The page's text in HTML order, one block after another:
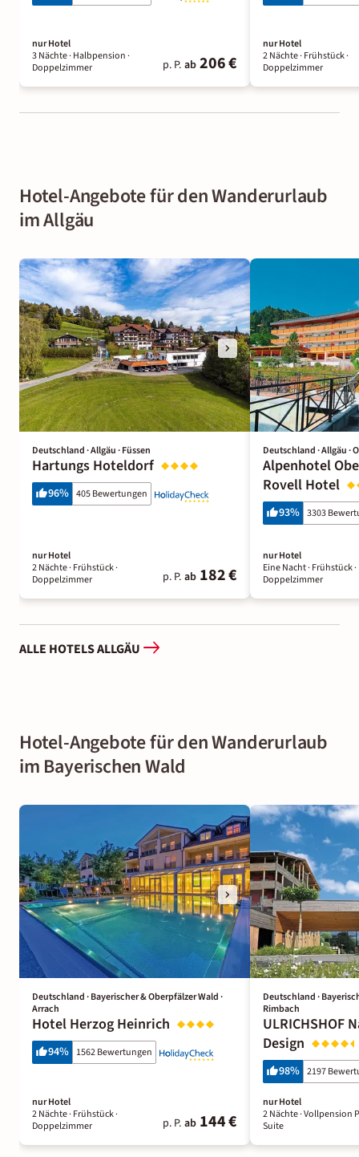
nur Hotel
3 Nächte· Halbpension·
Doppelzimmer
p. P. ab 206 €
nur Hotel
2 Nächte· Frühstück·
Doppelzimmer
Hotel-Angebote für den Wanderurlaub
im Allgäu
Deutschland · Allgäu · Füssen
Hartungs Hoteldorf
96% 405 Bewertungen
nur Hotel
2 Nächte· Frühstück·
Doppelzimmer
p. P. ab 182 €
Deutschland · Allgäu ·
Alpenhotel
Rovell Hotel
93% 3303
nur Hotel
Eine Nacht· Frühstück·
Doppelzimmer
ALLE HOTELS ALLGÄU
Hotel-Angebote für den Wanderurlaub
im Bayerischen Wald
Deutschland · Bayerischer & Oberpfälzer Wald ·
Arrach
Hotel Herzog Heinrich
94% 1562 Bewertungen
nur Hotel
2 Nächte· Frühstück·
Doppelzimmer
p. P. ab 144 €
Deutschland ·
Rimbach
ULRICHSHOF
Design
98% 2197
nur Hotel
2 Nächte· Vollpension
Suite